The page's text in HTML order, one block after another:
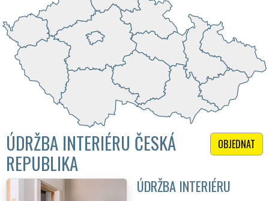
OBJEDNAT
ÚDRŽBA INTERIÉRU ČESKÁ
REPUBLIKA
ÚDRŽBA INTERIÉRU